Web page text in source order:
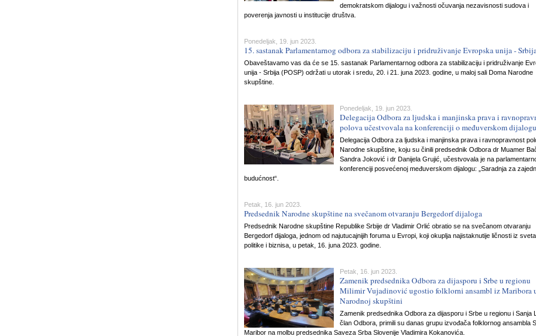
demokratskom dijalogu i važnosti očuvanja nezavisnosti sudova i
poverenja javnosti u institucije društva.
Ponedeljak, 19. jun 2023.
15. sastanak Parlamentarnog odbora za stabilizaciju i pridruživanje Evropska unija -
Obaveštavamo vas da će se 15. sastanak Parlamentarnog odbora za stabilizaciju i pridruživanje
unija - Srbija (POSP) održati u utorak i sredu, 20. i 21. juna 2023. godine, u maloj sali Doma Narodne
skupštine.
Ponedeljak, 19. jun 2023.
Delegacija Odbora za ljudska i manjinska prava i
polova učestvovala na konferenciji o međuverskom dijalogu
Delegacija Odbora za ljudska i manjinska prava i ravnopravnost
Narodne skupštine, koju su činili predsednik Odbora dr Muamer
Sandra Joković i dr Danijela Grujić, učestvovala je na
konferenciji posvećenoj međuverskom dijalogu: „Saradnja za
budućnost“.
Petak, 16. jun 2023.
Predsednik Narodne skupštine na svečanom otvaranju Bergedorf dijaloga
Predsednik Narodne skupštine Republike Srbije dr Vladimir Orlić obratio se na svečanom otvaranju
Bergedorf dijaloga, jednom od najutucajnijih foruma u Evropi, koji okuplja najistaknutije ličnosti iz sveta
politike i biznisa, u petak, 16. juna 2023. godine.
Petak, 16. jun 2023.
Zamenik predsednika Odbora za dijasporu i Srbe u regionu
Milimir Vujadinović ugostio folklorni ansambl iz Maribora
Narodnoj skupštini
Zamenik predsednika Odbora za dijasporu i Srbe u regionu i Sanja
član Odbora, primili su danas grupu izvođača folklornog ansambla
Maribor na molbu predsednika Saveza Srba Slovenije Vladimira Kokanovića.